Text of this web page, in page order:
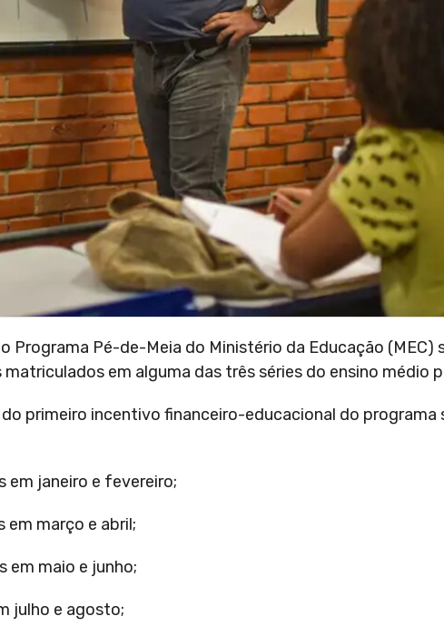
Pé-de-Meia do Ministério da Educação (MEC)
em alguma das três séries do ensino médio
primeiro incentivo financeiro-educacional do
janeiro e fevereiro;
março e abril;
maio e junho;
julho e agosto;